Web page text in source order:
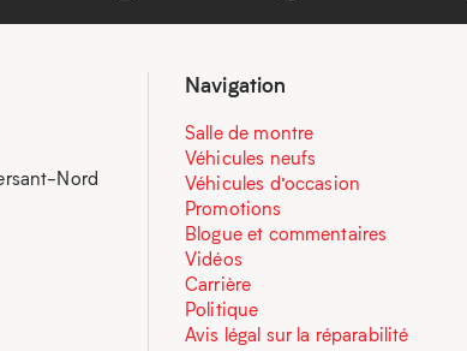
Nord
Navigation
Salle de montre
Véhicules neufs
Véhicules d’occasion
Promotions
Blogue et commentaires
Vidéos
Carrière
Politique
Avis légal sur la réparabilité